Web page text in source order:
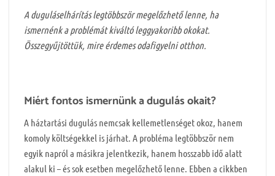
A duguláselhárítás legtöbbször megelőzhető lenne, ha
ismernénk a problémát kiváltó leggyakoribb okokat.
Összegyűjtöttük, mire érdemes odafigyelni otthon.
Miért fontos ismernünk a dugulás okait?
A háztartási dugulás nemcsak kellemetlenséget okoz, hanem
komoly költségekkel is járhat. A probléma legtöbbször nem
egyik napról a másikra jelentkezik, hanem hosszabb idő alatt
alakul ki – és sok esetben megelőzhető lenne. Ebben a cikkben